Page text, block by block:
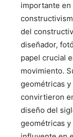
importante
del
diseñador,
papel crucial
movimiento.
geométricas
convirtieron
diseño del
geométricas